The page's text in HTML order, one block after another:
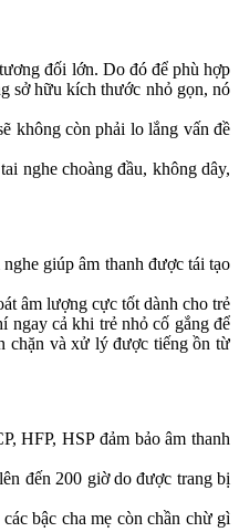
đối lớn. Do đó để phù hợp
sở hữu kích thước nhỏ gọn, nó
không còn phải lo lắng vấn đề
nghe choàng đầu, không dây,
giúp âm thanh được tái tạo
âm lượng cực tốt dành cho trẻ
ngay cả khi trẻ nhỏ cố gắng để
chặn và xử lý được tiếng ồn từ
HFP, HSP đảm bảo âm thanh
đến 200 giờ do được trang bị
bậc cha mẹ còn chần chừ gì